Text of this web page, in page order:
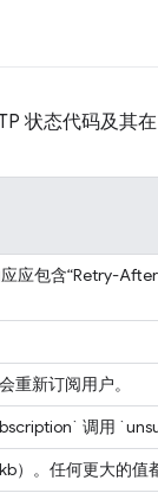
状态代码及其在
应包含“Retry-
重新订阅用户。
调用
。任何更大的值